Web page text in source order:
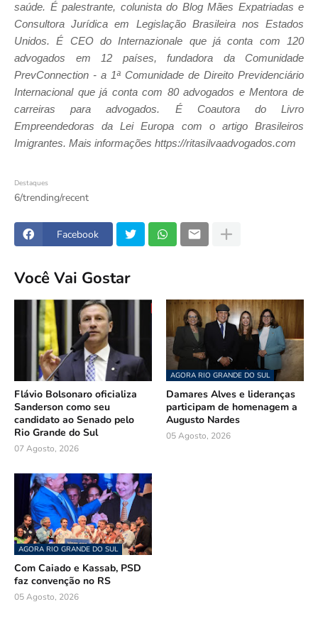
saúde. É palestrante, colunista do Blog Mães Expatriadas e
Consultora Jurídica em Legislação Brasileira nos Estados
Unidos. É CEO do Internazionale que já conta com 120
advogados em 12 países, fundadora da Comunidade
PrevConnection - a 1ª Comunidade de Direito Previdenciário
Internacional que já conta com 80 advogados e Mentora de
carreiras para advogados. É Coautora do Livro
Empreendedoras da Lei Europa com o artigo Brasileiros
Imigrantes. Mais informações https://ritasilvaadvogados.com
Destaques
6/trending/recent
Facebook
Você Vai Gostar
Flávio Bolsonaro oficializa
Sanderson como seu
candidato ao Senado pelo
Rio Grande do Sul
07 Agosto, 2026
AGORA RIO GRANDE DO SUL
Damares Alves e lideranças
participam de homenagem a
Augusto Nardes
05 Agosto, 2026
AGORA RIO GRANDE DO SUL
Com Caiado e Kassab, PSD
faz convenção no RS
05 Agosto, 2026